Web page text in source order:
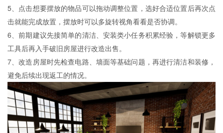
5、点击想要摆放的物品可以拖动调整位置，选好合适位置后再次点
击就能完成放置，摆放时可以多旋转视角看看是否协调。
6、前期建议先接简单的清洁、安装类小任务积累经验，等解锁更多
工具后再入手破旧房屋进行改造出售。
7、改造房屋时先检查电路、墙面等基础问题，再进行清洁和装修，
避免后续出现返工的情况。